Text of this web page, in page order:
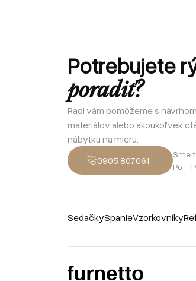
Potrebujete
poradiť?
Radi vám pomôžeme s
materiálov alebo akoukoľvek
nábytku na mieru.
0905 807061
Sme
Po –
SedačkySpanieVzorkovníky